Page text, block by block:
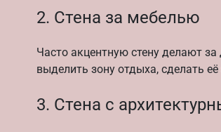
2. Стена за мебелью
Часто акцентную стену делают
выделить зону отдыха, сделать
3. Стена с